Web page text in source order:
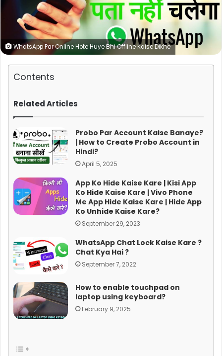
WhatsApp Par Online Hote Huye Bhi Offline Kaise Dikhe
Contents
Related Articles
Probo Par Account Kaise Banaye?
| How to Create Probo Account in
Hindi?
April 5, 2025
App Ko Hide Kaise Kare | Kisi App
Ko Hide Kaise Kare | Vivo Phone
Me App Hide Kaise Kare | Hide App
Ko Unhide Kaise Kare?
September 29, 2023
WhatsApp Chat Lock Kaise Kare ?
Chat Kya Hai ?
September 7, 2022
How to enable touchpad on
laptop using keyboard?
February 9, 2025